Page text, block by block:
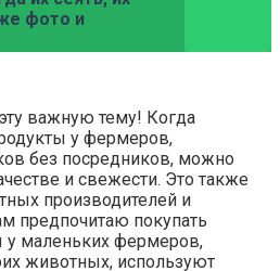
фото и
важную тему! Когда
у фермеров,
без посредников, можно
и свежести. Это также
производителей и
предпочитаю покупать
у маленьких фермеров,
животных, используют